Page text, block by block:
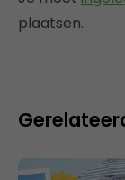
plaatsen.